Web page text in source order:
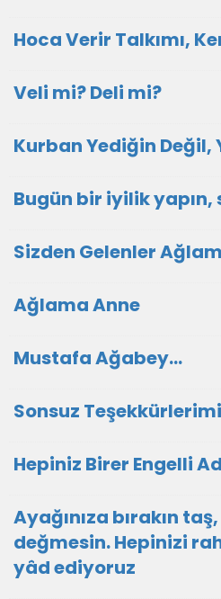
Hoca Verir Talkımı,
Veli mi? Deli mi?
Kurban Yediğin
Bugün bir iyilik yapın,
Sizden Gelenler
Ağlama Anne
Mustafa Ağabey…
Sonsuz
Hepiniz Birer Engelli
Ayağınıza bırakın
değmesin. Hepinizi
yâd ediyoruz